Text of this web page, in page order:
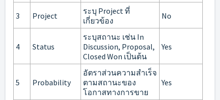
3 Project
ระบุ Project ที่
เกี่ยวข้อง
No
4 Status
ระบุสถานะ เช่น In
Discussion, Proposal,
Closed Won เป็นต้น
Yes
5 Probability
อัตราส่วนความสำเร็จ
ตามสถานะของ
โอกาสทางการขาย
Yes